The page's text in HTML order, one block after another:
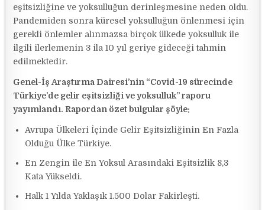
eşitsizliğine ve yoksulluğun derinleşmesine neden oldu.
Pandemiden sonra küresel yoksulluğun önlenmesi için
gerekli önlemler alınmazsa birçok ülkede yoksulluk ile
ilgili ilerlemenin 3 ila 10 yıl geriye gideceği tahmin
edilmektedir.
Genel-İş Araştırma Dairesi’nin “Covid-19 sürecinde
Türkiye’de gelir eşitsizliği ve yoksulluk” raporu
yayımlandı. Rapordan özet bulgular şöyle:
Avrupa Ülkeleri İçinde Gelir Eşitsizliğinin En Fazla
Olduğu Ülke Türkiye.
En Zengin ile En Yoksul Arasındaki Eşitsizlik 8,3
Kata Yükseldi.
Halk 1 Yılda Yaklaşık 1.500 Dolar Fakirleşti.